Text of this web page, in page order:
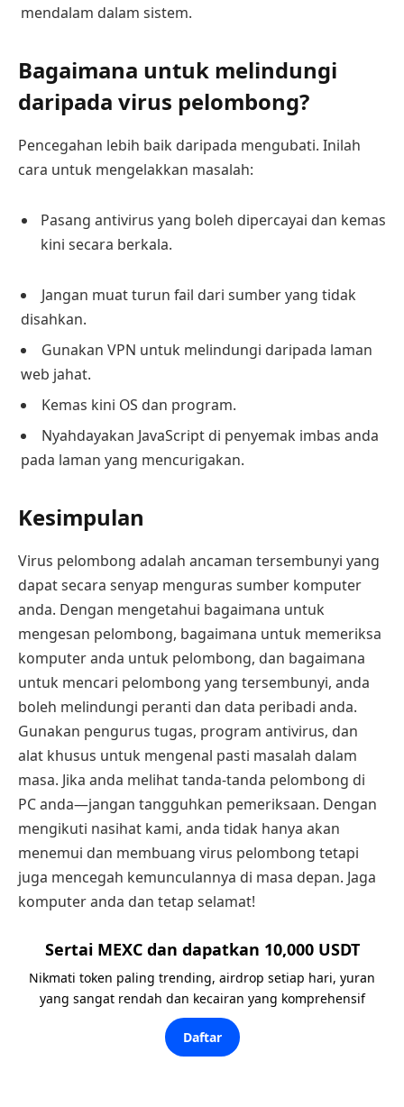
mendalam dalam sistem.
Bagaimana untuk melindungi
daripada virus pelombong?
Pencegahan lebih baik daripada mengubati. Inilah
cara untuk mengelakkan masalah:
Pasang antivirus yang boleh dipercayai dan kemas
kini secara berkala.
Jangan muat turun fail dari sumber yang tidak
disahkan.
Gunakan VPN untuk melindungi daripada laman
web jahat.
Kemas kini OS dan program.
Nyahdayakan JavaScript di penyemak imbas anda
pada laman yang mencurigakan.
Kesimpulan
Virus pelombong adalah ancaman tersembunyi yang
dapat secara senyap menguras sumber komputer
anda. Dengan mengetahui bagaimana untuk
mengesan pelombong, bagaimana untuk memeriksa
komputer anda untuk pelombong, dan bagaimana
untuk mencari pelombong yang tersembunyi, anda
boleh melindungi peranti dan data peribadi anda.
Gunakan pengurus tugas, program antivirus, dan
alat khusus untuk mengenal pasti masalah dalam
masa. Jika anda melihat tanda-tanda pelombong di
PC anda—jangan tangguhkan pemeriksaan. Dengan
mengikuti nasihat kami, anda tidak hanya akan
menemui dan membuang virus pelombong tetapi
juga mencegah kemunculannya di masa depan. Jaga
komputer anda dan tetap selamat!
Sertai MEXC dan dapatkan 10,000 USDT
Nikmati token paling trending, airdrop setiap hari, yuran
yang sangat rendah dan kecairan yang komprehensif
Daftar